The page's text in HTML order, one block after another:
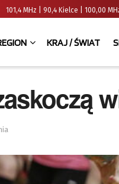
101,4 MHz | 90,4 Kielce | 100,00
KRAJ / ŚWIAT